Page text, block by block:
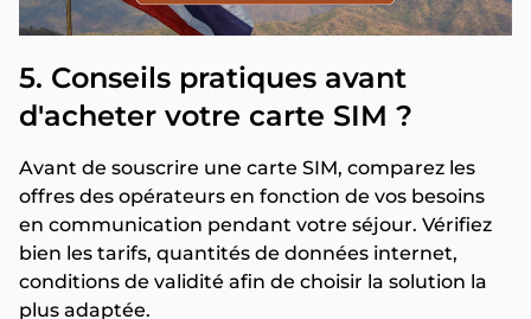
5. Conseils pratiques avant
d'acheter votre carte SIM ?
Avant de souscrire une carte SIM, comparez les
offres des opérateurs en fonction de vos besoins
en communication pendant votre séjour. Vérifiez
bien les tarifs, quantités de données internet,
conditions de validité afin de choisir la solution la
plus adaptée.